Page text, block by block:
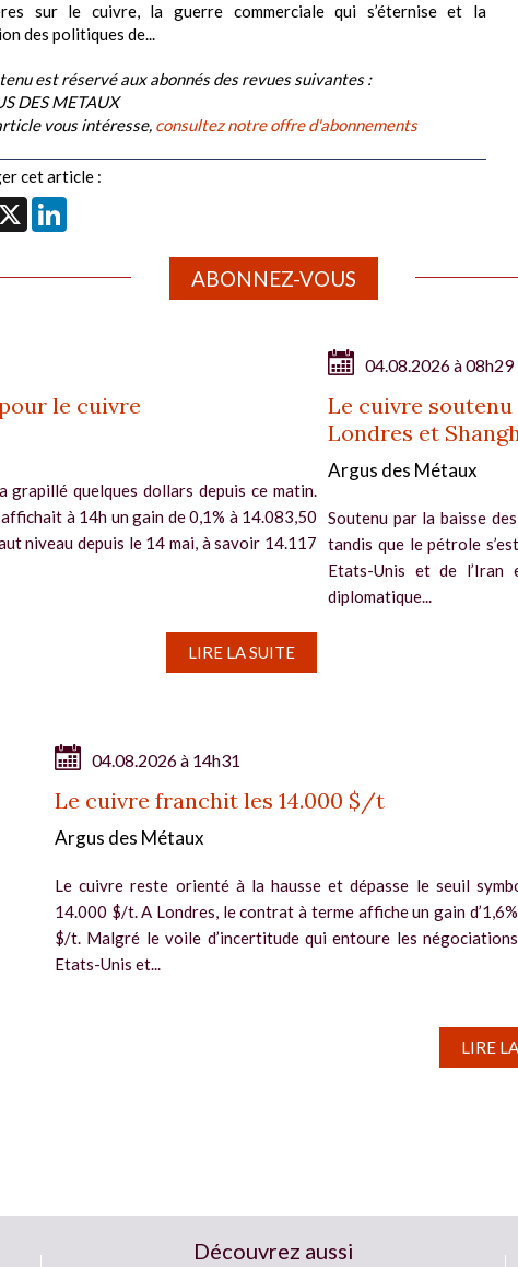
sur le cuivre, la guerre commerciale qui s’éternise et la
des politiques de...
est réservé aux abonnés des revues suivantes :
DES METAUX
vous intéresse, consultez notre offre d'abonnements
cet article :
X
ABONNEZ-VOUS
le cuivre
grapillé quelques dollars depuis ce matin.
à 14h un gain de 0,1% à 14.083,50
niveau depuis le 14 mai, à savoir 14.117
LIRE LA SUITE
04.08.2026 à 08h29
Le cuivre soutenu
Londres et
Argus des Métaux
Soutenu par la baisse
tandis que le pétrole
Etats-Unis et de l’Iran
diplomatique...
04.08.2026 à 14h31
Le cuivre franchit les 14.000 $/t
Argus des Métaux
Le cuivre reste orienté à la hausse et dépasse le seuil
14.000 $/t. A Londres, le contrat à terme affiche un gain
$/t. Malgré le voile d’incertitude qui entoure les
Etats-Unis et...
LIRE
Découvrez aussi